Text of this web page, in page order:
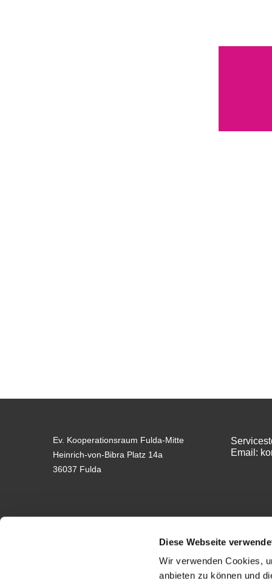
Diese Webseite
Wir verwenden Cookies,
anbieten zu können und
Ev. Kooperationsraum Fulda-Mitte
Heinrich-von-Bibra Platz 14a
36037 Fulda
Email: